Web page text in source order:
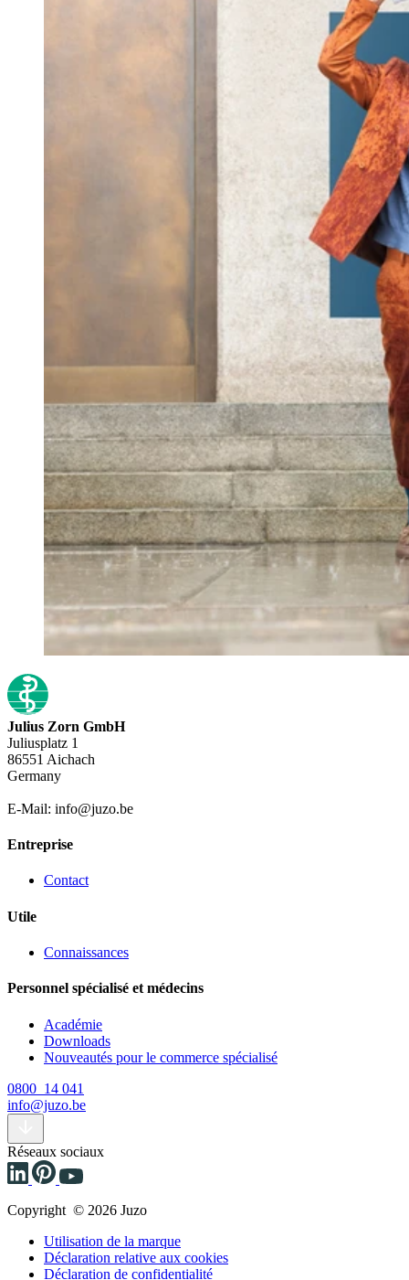
Julius Zorn GmbH
Juliusplatz 1
86551 Aichach
Germany
E-Mail: info@juzo.be
Entreprise
Contact
Utile
Connaissances
Personnel spécialisé et médecins
Académie
Downloads
Nouveautés pour le commerce spécialisé
0800 14 041
info@juzo.be
Réseaux sociaux
Copyright © 2026 Juzo
Utilisation de la marque
Déclaration relative aux cookies
Déclaration de confidentialité